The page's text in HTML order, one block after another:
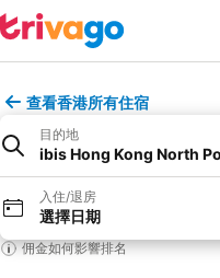
查看香港所有住宿
目的地
ibis Hong Kong North
入住/退房
選擇日期
佣金如何影響排名